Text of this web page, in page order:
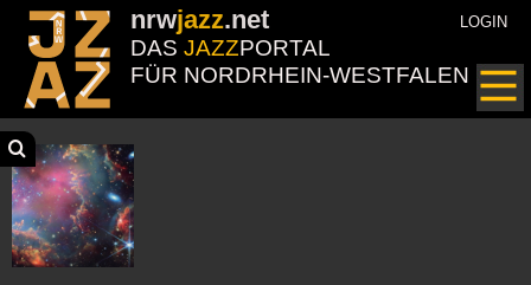
nrwjazz.net
DAS JAZZPORTAL
FÜR NORDRHEIN-WESTFALEN
LOGIN